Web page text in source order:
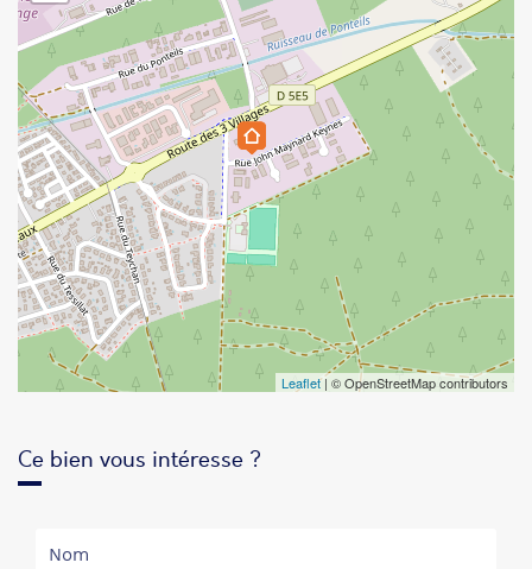
Leaflet| © OpenStreetMap contributors
Ce bien vous intéresse ?